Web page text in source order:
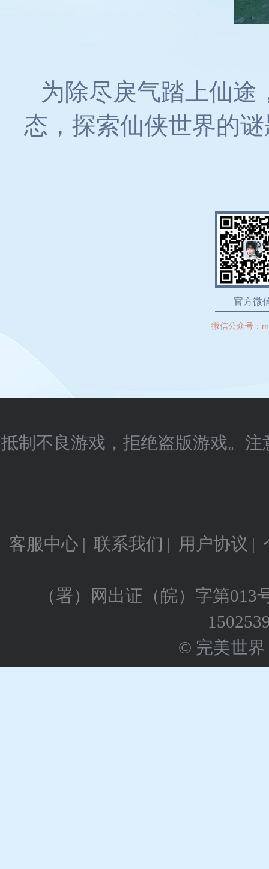
为除尽戾气踏上仙途
态，探索仙侠世界的
官方微
微信公众号：
抵制不良游戏，拒绝盗版游戏。
客服中心 | 联系我们 | 用户协议 |
（署）网出证（皖）字第013
© 完美世界